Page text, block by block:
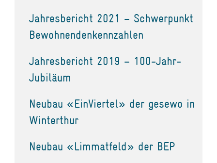
Jahresbericht 2021 – Schwerpunkt
Bewohnendenkennzahlen
Jahresbericht 2019 – 100-Jahr-
Jubiläum
Neubau «EinViertel» der gesewo in
Winterthur
Neubau «Limmatfeld» der BEP